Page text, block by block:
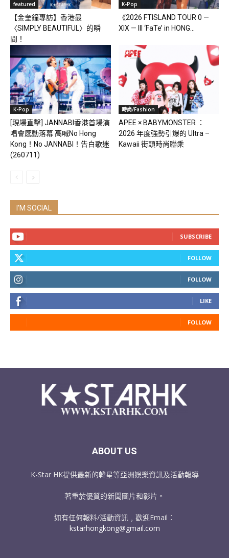
featured
【金奎鐘專訪】香港最
〈SIMPLY BEAUTIFUL〉的瞬
間！
K-Pop
《2026 FTISLAND TOUR 0 —
XIX — III ‘FaTe’ in HONG...
K-Pop
[現場直擊] JANNABI香港首場演
唱會感動落幕 高喊No Hong
Kong！No JANNABI！告白歌迷
(260711)
時尚/Fashion
APEE × BABYMONSTER ：
2026 年度強勢引爆的 Ultra –
Kawaii 街頭時尚聯乘
I'M SOCIAL
SUBSCRIBE
FOLLOW
FOLLOW
LIKE
FOLLOW
ABOUT US
K-Star HK提供最新的韓星等亞洲娛樂資訊及活動報導
著重於優質的新聞圖片和影片。
如有任何報料/活動資訊﹐歡迎Email：
kstarhongkong@gmail.com